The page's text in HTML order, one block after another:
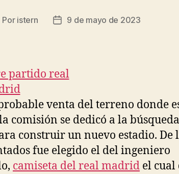
Por istern
Fecha9 de mayo de 2023
venta del terreno donde
comisión se dedicó a la
construir un nuevo estadio. De
fue elegido el del ingeniero
camiseta del real madrid el cual